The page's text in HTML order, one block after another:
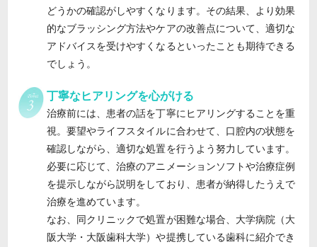
どうかの確認がしやすくなります。その結果、より効果
的なブラッシング方法やケアの改善点について、適切な
アドバイスを受けやすくなるといったことも期待できる
でしょう。
丁寧なヒアリングを心がける
治療前には、患者の話を丁寧にヒアリングすることを重
視。要望やライフスタイルに合わせて、口腔内の状態を
確認しながら、適切な処置を行うよう努力しています。
必要に応じて、治療のアニメーションソフトや治療症例
を提示しながら説明をしており、患者が納得したうえで
治療を進めています。
なお、同クリニックで処置が困難な場合、大学病院（大
阪大学・大阪歯科大学）や提携している歯科に紹介でき